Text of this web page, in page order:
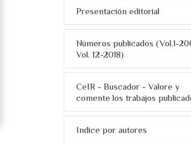
Presentación editorial
Números publicados (Vol.1-
Vol. 12-2018)
CeIR - Buscador - Valore y
comente los trabajos
Indice por autores